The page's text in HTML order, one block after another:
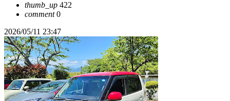
thumb_up 422
comment0
2026/05/11 23:47